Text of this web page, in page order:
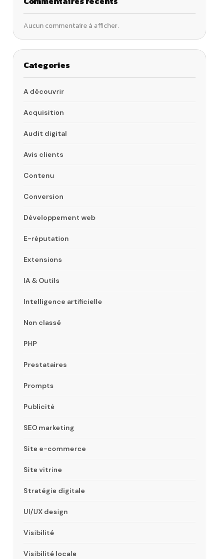
Aucun commentaire à afficher.
Categories
A découvrir
Acquisition
Audit digital
Avis clients
Contenu
Conversion
Développement web
E-réputation
Extensions
IA & Outils
Intelligence artificielle
Non classé
PHP
Prestataires
Prompts
Publicité
SEO marketing
Site e-commerce
Site vitrine
Stratégie digitale
UI/UX design
Visibilité
Visibilité locale